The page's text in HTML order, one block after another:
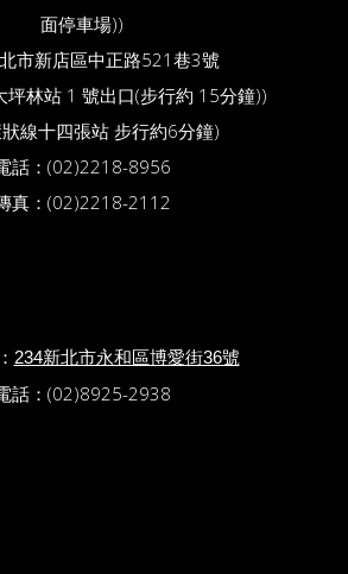
面停車場))
市新店區中正路521巷3號
坪林站 1 號出口(步行約 15分鐘))
線十四張站 步行約6分鐘)
話：(02)2218-8956
真：(02)2218-2112
234新北市永和區博愛街36號
話：(02)8925-2938